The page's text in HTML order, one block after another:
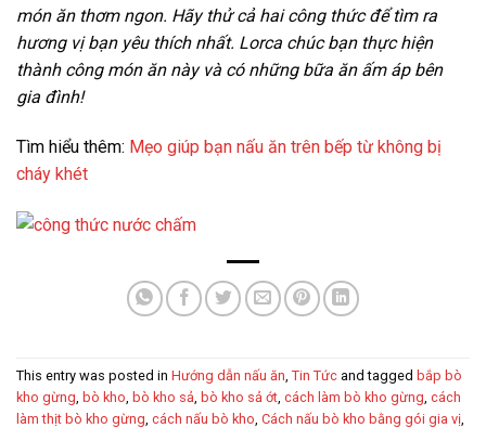
món ăn thơm ngon. Hãy thử cả hai công thức để tìm ra
hương vị bạn yêu thích nhất. Lorca chúc bạn thực hiện
thành công món ăn này và có những bữa ăn ấm áp bên
gia đình!
Tìm hiểu thêm: Mẹo giúp bạn nấu ăn trên bếp từ không bị
cháy khét
This entry was posted in Hướng dẫn nấu ăn Tin Tức and tagged bắp bò
kho gừng bò kho bò kho sả bò kho sả ớt cách làm bò kho gừng cách
làm thịt bò kho gừng cách nấu bò kho Cách nấu bò kho bằng gói gia vị